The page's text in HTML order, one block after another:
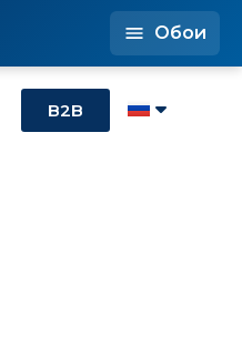
B2B
Обои